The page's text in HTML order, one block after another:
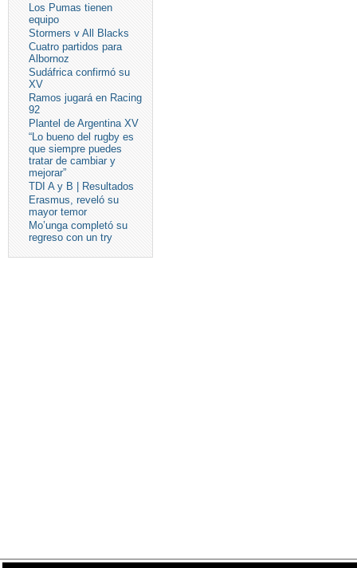
Los Pumas tienen
equipo
Stormers v All Blacks
Cuatro partidos para
Albornoz
Sudáfrica confirmó su
XV
Ramos jugará en Racing
92
Plantel de Argentina XV
“Lo bueno del rugby es
que siempre puedes
tratar de cambiar y
mejorar”
TDI A y B | Resultados
Erasmus, reveló su
mayor temor
Mo’unga completó su
regreso con un try